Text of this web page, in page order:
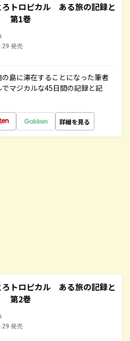
ろトロピカル ある旅の記録と
第1巻
発売
島に滞在することになった筆者
マジカルな45日間の記録と記
詳細を見る
ろトロピカル ある旅の記録と
第2巻
発売